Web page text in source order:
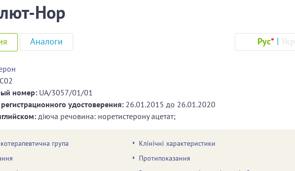
Нор
Рус* Укр
Аналоги
номер: UA/3057/01/01
удостоверения: 26.01.2015 до 26.01.2020
діюча речовина: норетистерону ацетат;
група
Клінічні характеристики
Протипоказання